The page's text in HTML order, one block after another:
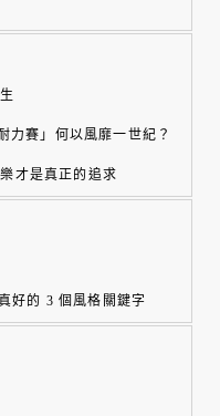
力賽」何以風靡一世紀？
才是真正的追求
好的 3 個風格關鍵字